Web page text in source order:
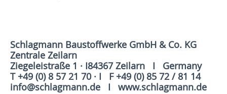
Schlagmann Baustoffwerke GmbH & Co. KG
Zentrale Zeilarn
Ziegeleistraße 1 · I84367 Zeilarn I Germany
T +49 (0) 8 57 21 70 · I F +49 (0) 85 72 / 81 14
info@schlagmann.de I www.schlagmann.de